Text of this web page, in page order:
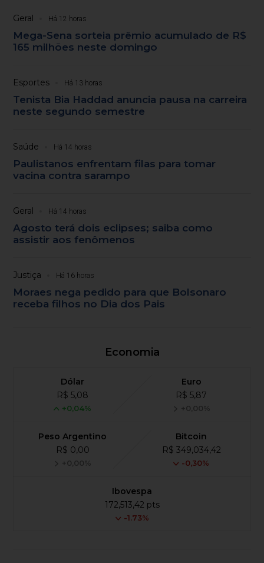
Geral Há 12 horas
Mega-Sena sorteia prêmio acumulado de R$
165 milhões neste domingo
Esportes Há 13 horas
Tenista Bia Haddad anuncia pausa na carreira
neste segundo semestre
Saúde Há 14 horas
Paulistanos enfrentam filas para tomar
vacina contra sarampo
Geral Há 14 horas
Agosto terá dois eclipses; saiba como
assistir aos fenômenos
Justiça Há 16 horas
Moraes nega pedido para que Bolsonaro
receba filhos no Dia dos Pais
Economia
Dólar
R$ 5,08
+0,04%
Euro
R$ 5,87
+0,00%
Peso Argentino
R$ 0,00
+0,00%
Bitcoin
R$ 349,034,42
-0,30%
Ibovespa
172,513,42 pts
-1.73%